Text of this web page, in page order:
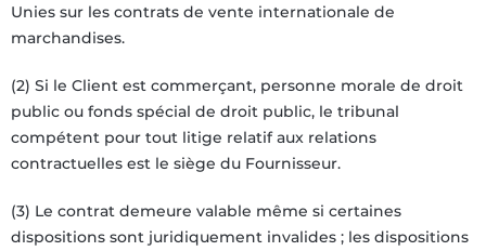
Unies sur les contrats de vente internationale de
marchandises.
(2) Si le Client est commerçant, personne morale de droit
public ou fonds spécial de droit public, le tribunal
compétent pour tout litige relatif aux relations
contractuelles est le siège du Fournisseur.
(3) Le contrat demeure valable même si certaines
dispositions sont juridiquement invalides ; les dispositions